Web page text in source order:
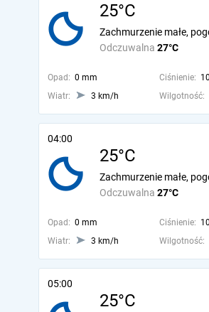
25°C
Odczuwalna 27°C
Zachmurzenie małe,
Opad: 0 mm Ciśnienie:
Wiatr:
3 km/h Wilgotność:
04:00
25°C
Odczuwalna 27°C
Zachmurzenie małe,
Opad: 0 mm Ciśnienie:
Wiatr:
3 km/h Wilgotność:
05:00
25°C